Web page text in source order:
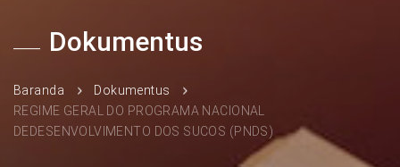
Dokumentus
Baranda
Dokumentus
REGIME GERAL DO PROGRAMA NACIONAL
DEDESENVOLVIMENTO DOS SUCOS (PNDS)